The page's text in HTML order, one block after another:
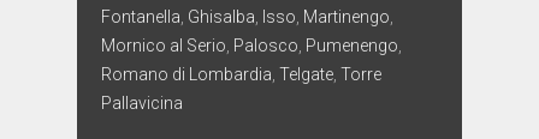
Fontanella, Ghisalba, Isso, Martinengo,
Mornico al Serio, Palosco, Pumenengo,
Romano di Lombardia, Telgate, Torre
Pallavicina